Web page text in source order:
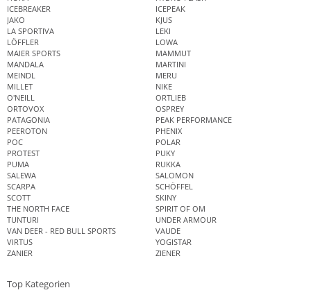
ICEBREAKER
ICEPEAK
JAKO
KJUS
LA SPORTIVA
LEKI
LÖFFLER
LOWA
MAIER SPORTS
MAMMUT
MANDALA
MARTINI
MEINDL
MERU
MILLET
NIKE
O'NEILL
ORTLIEB
ORTOVOX
OSPREY
PATAGONIA
PEAK PERFORMANCE
PEEROTON
PHENIX
POC
POLAR
PROTEST
PUKY
PUMA
RUKKA
SALEWA
SALOMON
SCARPA
SCHÖFFEL
SCOTT
SKINY
THE NORTH FACE
SPIRIT OF OM
TUNTURI
UNDER ARMOUR
VAN DEER - RED BULL SPORTS
VAUDE
VIRTUS
YOGISTAR
ZANIER
ZIENER
Top Kategorien